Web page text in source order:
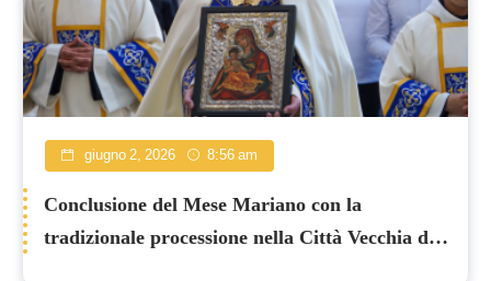
giugno 2, 2026 8:56 am
Conclusione del Mese Mariano con la
tradizionale processione nella Città Vecchia di